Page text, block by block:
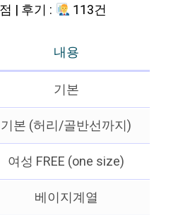
| 후기 : 113건
내용
기본
기본 (허리/골반선까지)
여성 FREE (one size)
베이지계열